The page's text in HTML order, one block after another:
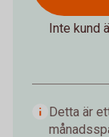
Inte kund
Detta är